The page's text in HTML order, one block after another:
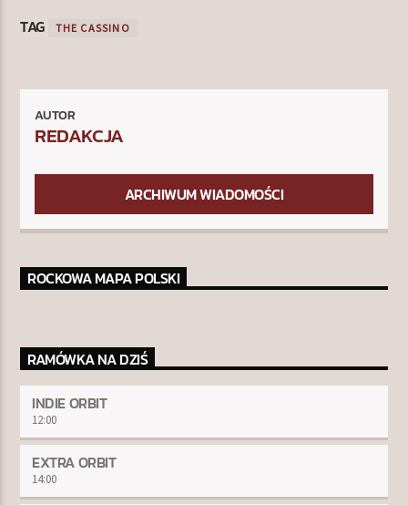
TAG THE CASSINO
AUTOR
REDAKCJA
ARCHIWUM WIADOMOŚCI
ROCKOWA MAPA POLSKI
RAMÓWKA NA DZIŚ
INDIE ORBIT
12:00
EXTRA ORBIT
14:00